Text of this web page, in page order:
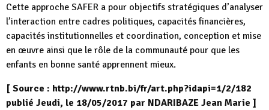
Cette approche SAFER a pour objectifs stratégiques d’analyser
l’interaction entre cadres politiques, capacités financières,
capacités institutionnelles et coordination, conception et mise
en œuvre ainsi que le rôle de la communauté pour que les
enfants en bonne santé apprennent mieux.
[ Source : http://www.rtnb.bi/fr/art.php?idapi=1/2/182
publié Jeudi, le 18/05/2017 par NDARIBAZE Jean Marie ]